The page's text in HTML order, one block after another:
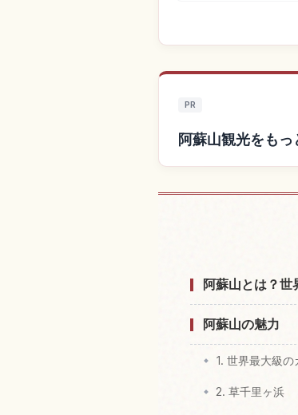
PR
阿蘇山観光をも
阿蘇山とは？世
阿蘇山の魅力
1. 世界最大級
2. 草千里ヶ浜